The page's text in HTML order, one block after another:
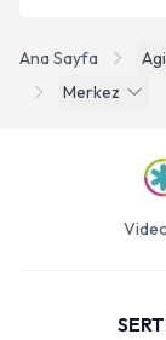
Ana Sayfa
Merkez